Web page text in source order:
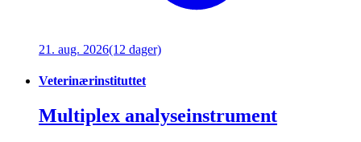
21. aug. 2026(12 dager)
Veterinærinstituttet
Multiplex analyseinstrument